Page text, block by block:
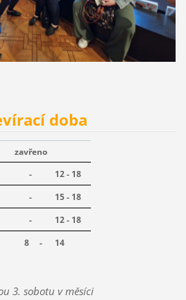
doba
zavřeno
-
12 - 18
-
15 - 18
-
12 - 18
8 - 14
3. sobotu v měsíci